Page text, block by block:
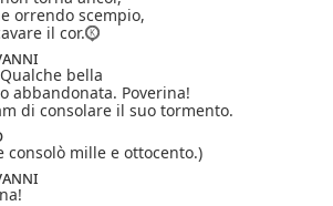
orrendo scempio,
il cor.
bella
abbandonata. Poverina!
di consolare il suo tormento.
consolò mille e ottocento.)